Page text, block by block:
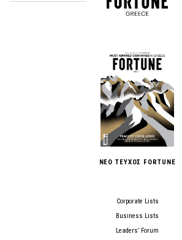
ΝΕΟ ΤΕΥΧΟΣ FORTUNE
Corporate Lists
Business Lists
Leaders’ Forum